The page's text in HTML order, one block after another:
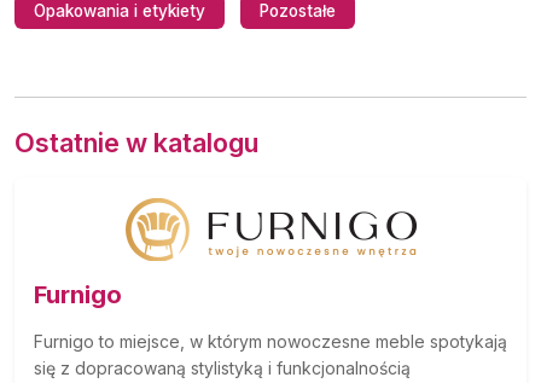
Opakowania i etykiety Pozostałe
Ostatnie w katalogu
Furnigo
Furnigo to miejsce, w którym nowoczesne meble spotykają
się z dopracowaną stylistyką i funkcjonalnością